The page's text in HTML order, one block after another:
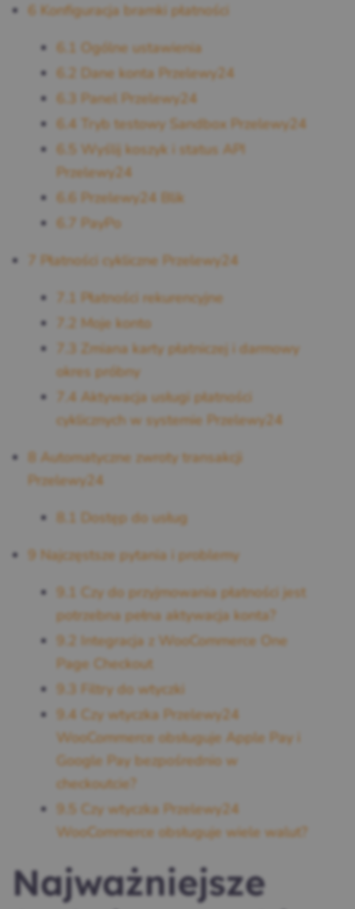
6 Konfiguracja bramki płatności
6.1 Ogólne ustawienia
6.2
Dane konta Przelewy24
6.3 Panel Przelewy24
6.4 Tryb testowy Sandbox Przelewy24
6.5 Wyślij koszyk i status API
Przelewy24
6.6 Przelewy24 Blik
6.7 PayPo
7 Płatności cykliczne Przelewy24
7.1 Płatności rekurencyjne
7.2 Moje konto
7.3 Zmiana karty płatniczej i darmowy
okres próbny
7.4 Aktywacja usługi płatności
cyklicznych w systemie Przelewy24
8 Automatyczne zwroty transakcji
Przelewy24
8.1
Dostęp do usług
9 Najczęstsze pytania i problemy
9.1 Czy do przyjmowania płatności jest
potrzebna pełna aktywacja konta?
9.2 Integracja z WooCommerce One
Page Checkout
9.3 Filtry do wtyczki
9.4 Czy wtyczka Przelewy24
WooCommerce obsługuje Apple Pay i
Google Pay bezpośrednio w
checkoutcie?
9.5 Czy wtyczka Przelewy24
WooCommerce obsługuje wiele walut?
Najważniejsze